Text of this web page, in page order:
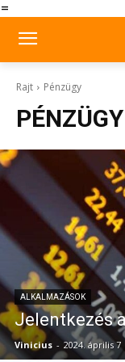
=
Rajt Pénzügy
PÉNZÜGY
ALKALMAZÁSOK
Jelentkezés
Vinicius - 2024. április 7